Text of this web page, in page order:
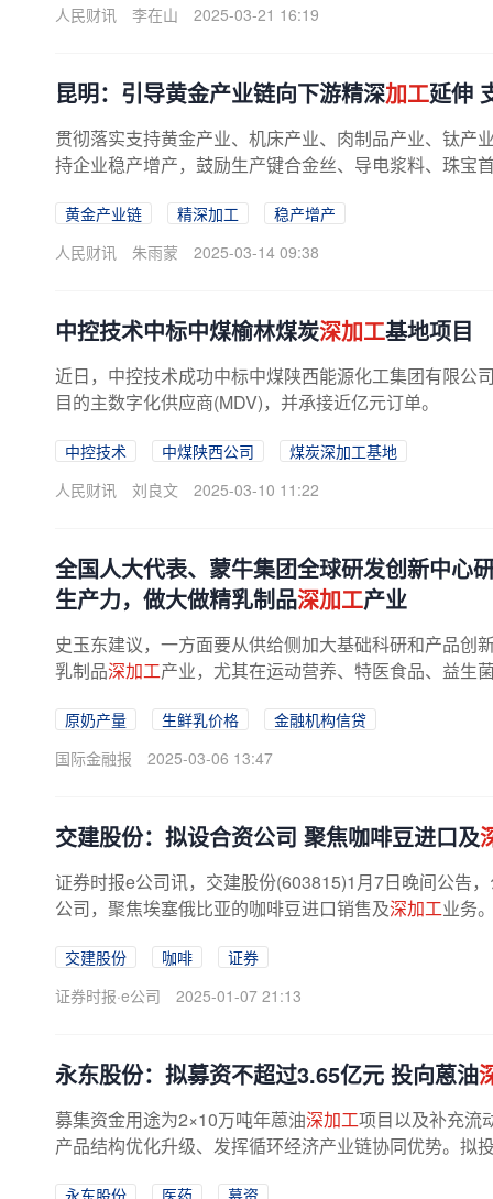
人民财讯
李在山 2025-03-21 16:19
昆明：引导黄金产业链向下游精深加工延伸
贯彻落实支持黄金产业、机床产业、肉制品产业、钛产
持企业稳产增产，鼓励生产键合金丝、导电浆料、珠宝
黄金产业链 精深加工
稳产增产
人民财讯
朱雨蒙 2025-03-14 09:38
中控技术中标中煤榆林煤炭深加工基地项目
近日，中控技术成功中标中煤陕西能源化工集团有限公
目的主数字化供应商(MDV)，并承接近亿元订单。
中控技术 中煤陕西公司
煤炭深加工基地
人民财讯
刘良文 2025-03-10 11:22
全国人大代表、蒙牛集团全球研发创新中心
生产力，做大做精乳制品深加工产业
史玉东建议，一方面要从供给侧加大基础科研和产品创
乳制品深加工产业，尤其在运动营养、特医食品、益生
原奶产量 生鲜乳价格
金融机构信贷
国际金融报
2025-03-06 13:47
交建股份：拟设合资公司 聚焦咖啡豆进口及
证券时报e公司讯，交建股份(603815)1月7日晚间公告
公司，聚焦埃塞俄比亚的咖啡豆进口销售及深加工业务
交建股份 咖啡
证券
证券时报·e公司
2025-01-07 21:13
永东股份：拟募资不超过3.65亿元 投向蒽油
募集资金用途为2×10万吨年蒽油深加工项目以及补充流
产品结构优化升级、发挥循环经济产业链协同优势。拟
永东股份 医药 募资